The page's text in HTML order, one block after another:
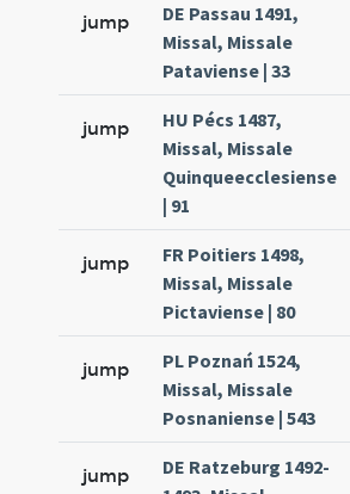
jump
DE Passau 1491,
Missal, Missale
Pataviense | 33
jump
HU Pécs 1487,
Missal, Missale
Quinqueecclesiense
| 91
jump
FR Poitiers 1498,
Missal, Missale
Pictaviense | 80
jump
PL Poznań 1524,
Missal, Missale
Posnaniense | 543
jump
DE Ratzeburg 1492-